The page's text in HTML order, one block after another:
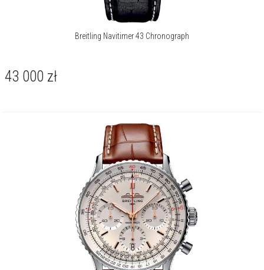
Breitling Navitimer to kolekcja zegarków stworzona w 1952 r. na
zlecenie AOPA, zaprojektowana z myślą o pilotach. Zegarki łączą
funkcje niezbędne w lotnictwie, takie jak pomiar prędkości, odległości
i zużycia paliwa, czyniąc je niezastąpionymi narzędziami w kokpicie.
dziedzictwo kolejnym pokoleniom miłośników lotnictwa i
zegarmistrzostwa.
Breitling, wysoko ceniony producent zegarków technicznych, odegrał
niegdyś znaczącą rolę w opracowaniu naręcznego chronografu.
Firma do dziś jest niekwestionowanym liderem i uznanym specjalistą
w udoskonalaniu tej popularnej zegarkowej komplikacji.
Breitling Navitimer 43 Chronograph
43 000 zł